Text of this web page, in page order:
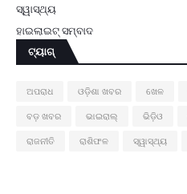
ସ୍ୱାସ୍ଥ୍ୟ
ହାଇଲାଇଟ୍ ସମ୍ବାଦ
ଟ୍ୟାଗ୍
ଅପରାଧ ଓଡ଼ିଶା ଖବର ଖେଳ
ବଡ଼ ଖବର
ଭାଇରାଲ୍ ଭିଡ଼ିଓ
ରାଜନୀତି
ରାଶିଫଳ ସ୍ୱାସ୍ଥ୍ୟ